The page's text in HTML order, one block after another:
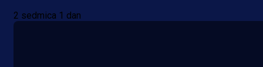
2 sedmica 1 dan